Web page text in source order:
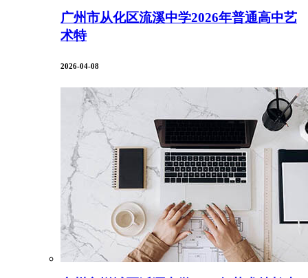
广州市从化区流溪中学2026年普通高中艺
术特
2026-04-08